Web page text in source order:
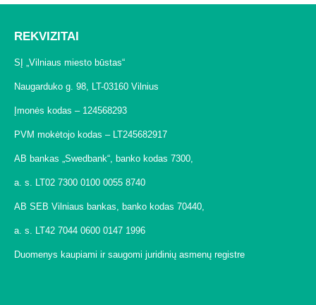
REKVIZITAI
SĮ „Vilniaus miesto būstas“
Naugarduko g. 98, LT-03160 Vilnius
Įmonės kodas – 124568293
PVM mokėtojo kodas – LT245682917
AB bankas „Swedbank“, banko kodas 7300,
a. s. LT02 7300 0100 0055 8740
AB SEB Vilniaus bankas, banko kodas 70440,
a. s. LT42 7044 0600 0147 1996
Duomenys kaupiami ir saugomi juridinių asmenų registre